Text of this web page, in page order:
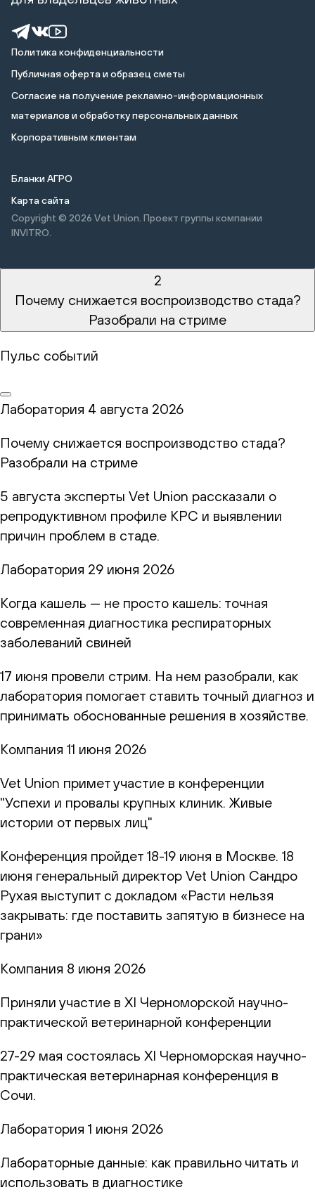
Политика конфиденциальности
Публичная оферта и образец сметы
Cогласие на получение рекламно-информационных
материалов и обработку персональных данных
Корпоративным клиентам
Бланки АГРО
Карта сайта
Copyright © 2026 Vet Union. Проект группы компании
INVITRO.
2
Почему снижается воспроизводство стада?
Разобрали на стриме
Пульс событий
Лаборатория 4 августа 2026
Почему снижается воспроизводство стада?
Разобрали на стриме
5 августа эксперты Vet Union рассказали о
репродуктивном профиле КРС и выявлении
причин проблем в стаде.
Лаборатория 29 июня 2026
Когда кашель — не просто кашель: точная
современная диагностика респираторных
заболеваний свиней
17 июня провели стрим. На нем разобрали, как
лаборатория помогает ставить точный диагноз и
принимать обоснованные решения в хозяйстве.
Компания 11 июня 2026
Vet Union примет участие в конференции
"Успехи и провалы крупных клиник. Живые
истории от первых лиц"
Конференция пройдет 18-19 июня в Москве. 18
июня генеральный директор Vet Union Сандро
Рухая выступит с докладом «Расти нельзя
закрывать: где поставить запятую в бизнесе на
грани»
Компания 8 июня 2026
Приняли участие в XI Черноморской научно-
практической ветеринарной конференции
27-29 мая состоялась XI Черноморская научно-
практическая ветеринарная конференция в
Сочи.
Лаборатория 1 июня 2026
Лабораторные данные: как правильно читать и
использовать в диагностике